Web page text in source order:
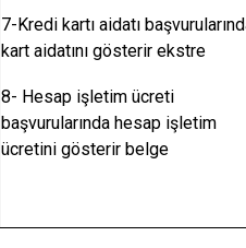
7-Kredi kartı aidatı
kart aidatını gösterir ekstre
8- Hesap işletim ücreti
başvurularında hesap işletim
ücretini gösterir belge